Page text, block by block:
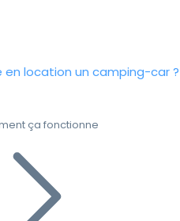
location un camping-car ?
ça fonctionne